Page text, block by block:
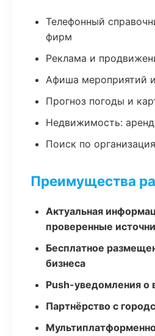
Телефонный
фирм
Реклама и
Афиша мероприятий
Прогноз погоды и
Недвижимость:
Поиск по
Преимущества
Актуальная
проверенные
Бесплатное
бизнеса
Push-уведомления о
Партнёрство с